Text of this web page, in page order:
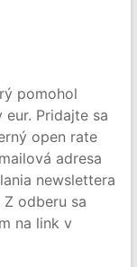
pomohol
Pridajte sa
open rate
adresa
newslettera
odberu sa
na link v